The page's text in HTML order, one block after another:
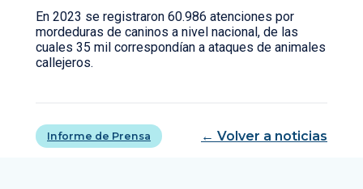
En 2023 se registraron 60.986 atenciones por
mordeduras de caninos a nivel nacional, de las
cuales 35 mil correspondían a ataques de animales
callejeros.
Informe de Prensa ← Volver a noticias